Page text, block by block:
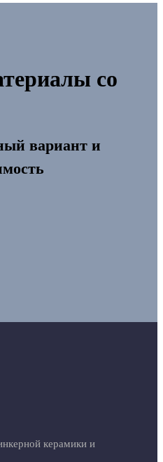
со
вариант и
керамики и